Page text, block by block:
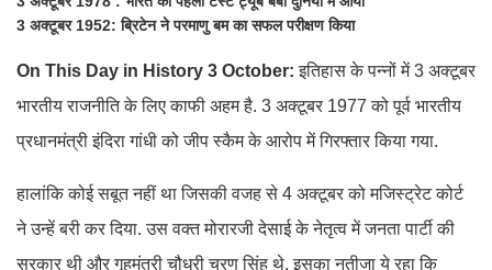
3 अक्टूबर 1952: ब्रिटेन ने परमाणु बम का सफल परीक्षण किया
On This Day in History 3 October:इतिहास के पन्नों में 3 अक्टूबर
भारतीय राजनीति के लिए काफी अहम है. 3 अक्टूबर 1977 को पूर्व भारतीय
प्रधानमंत्री इंदिरा गांधी को जीप स्कैम के आरोप में गिरफ्तार किया गया.
हालांकि कोई सबूत नहीं था जिसकी वजह से 4 अक्टूबर को मजिस्ट्रेट कोर्ट
ने उन्हें बरी कर दिया. उस वक्त मोरारजी देसाई के नेतृत्व में जनता पार्टी की
सरकार थी और गृहमंत्री चौधरी चरण सिंह थे. इसका नतीजा ये रहा कि